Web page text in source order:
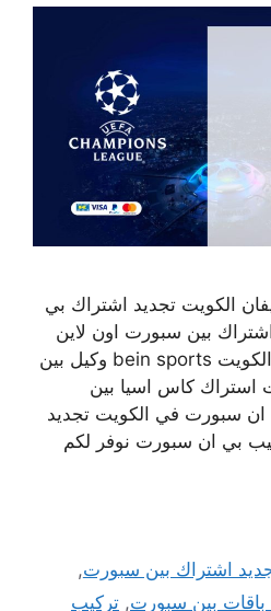
الكويت تجديد اشتراك بي
بين سبورت اون لاين
وكيل بي ان سبورت في الكويت bein sports وكيل بين
استراك كاس اسيا بين
سبورت في الكويت تجديد
بي ان سبورت نوفر لكم
اشتراك بين سبورت,
باقات بين سبورت, تركيب